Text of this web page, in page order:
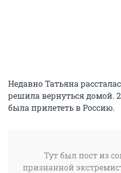
Недавно Татьяна
решила вернуться домой.
была прилететь в Россию.
Тут был пост из
признанной